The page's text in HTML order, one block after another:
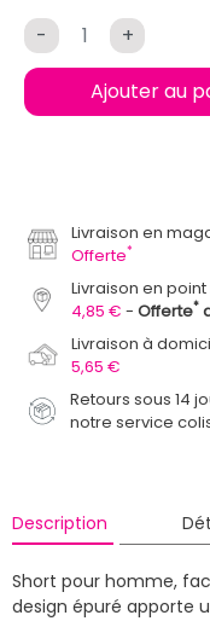
- +
Ajouter au
Livraison en
Offerte*
Livraison en
4,85 €
Offerte*
Livraison à
5,65 €
Retours sous 14
notre service
Description
Short pour homme,
design épuré apporte